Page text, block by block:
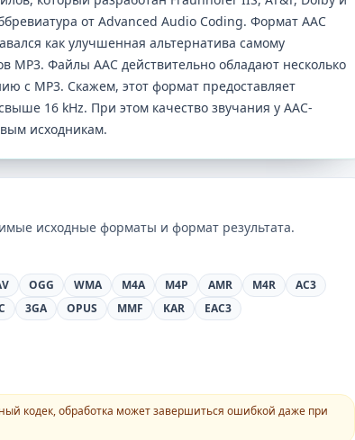
от Advanced Audio Coding. Формат AAC
как улучшенная альтернатива самому
MP3. Файлы AAC действительно обладают несколько
с MP3. Скажем, этот формат предоставляет
16 kHz. При этом качество звучания у AAC-
исходникам.
исходные форматы и формат результата.
OGG WMA M4A M4P AMR M4R
AC3
3GA OPUS MMF KAR EAC3
кодек, обработка может завершиться ошибкой даже при